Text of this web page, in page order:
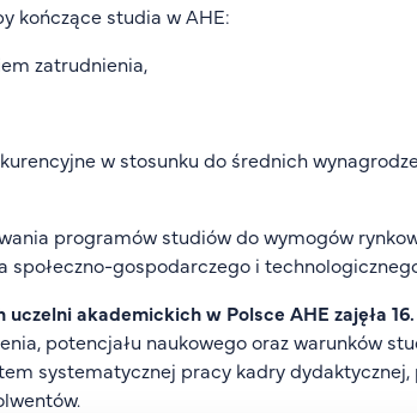
kończące studia w AHE:
zatrudnienia,
w stosunku do średnich
programów studiów do wymogów
społeczno-gospodarczego i
akademickich w Polsce AHE zajęła 16.
potencjału naukowego oraz warunków
systematycznej pracy kadry